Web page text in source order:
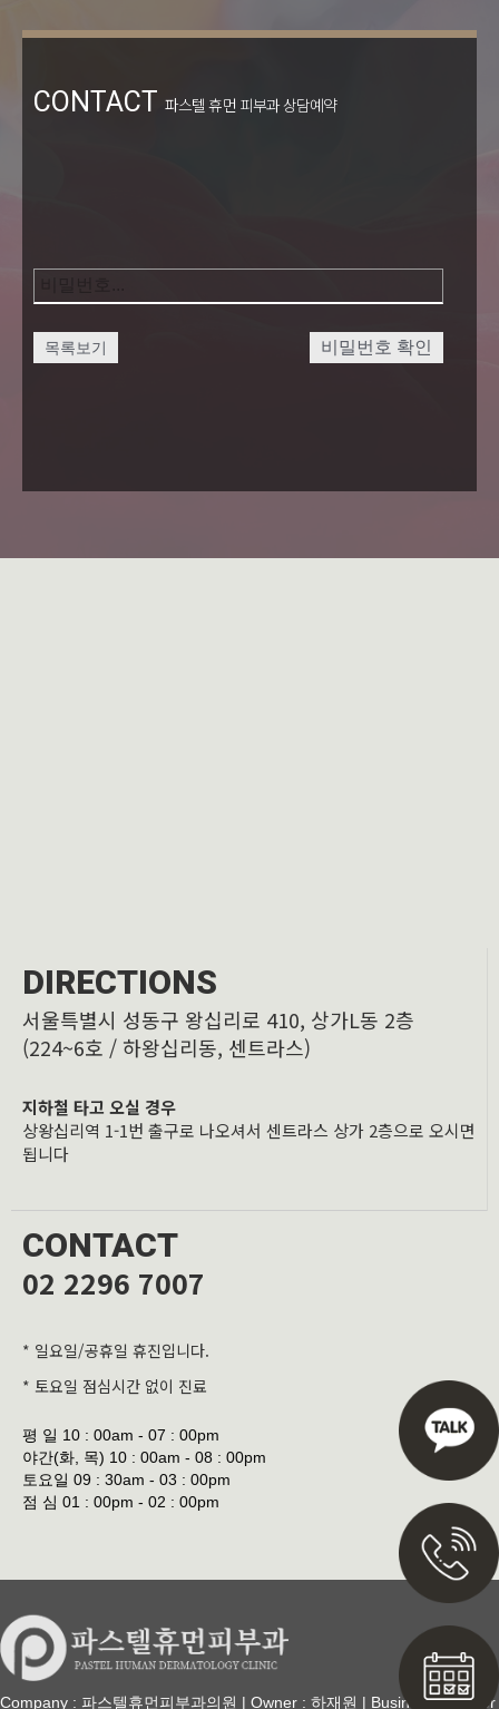
CONTACT 파스텔 휴먼 피부과 상담예약
목록보기 비밀번호 확인
DIRECTIONS
서울특별시 성동구 왕십리로 410, 상가L동 2층
(224~6호 / 하왕십리동, 센트라스)
지하철 타고 오실 경우
상왕십리역 1-1번 출구로 나오셔서 센트라스 상가 2층으로 오시면
됩니다
CONTACT
02 2296 7007
* 일요일/공휴일 휴진입니다.
* 토요일 점심시간 없이 진료
평 일 10 : 00am - 07 : 00pm
야간(화, 목) 10 : 00am - 08 : 00pm
토요일 09 : 30am - 03 : 00pm
점 심 01 : 00pm - 02 : 00pm
Company : 파스텔휴먼피부과의원 | Owner : 하재원 | Business Number